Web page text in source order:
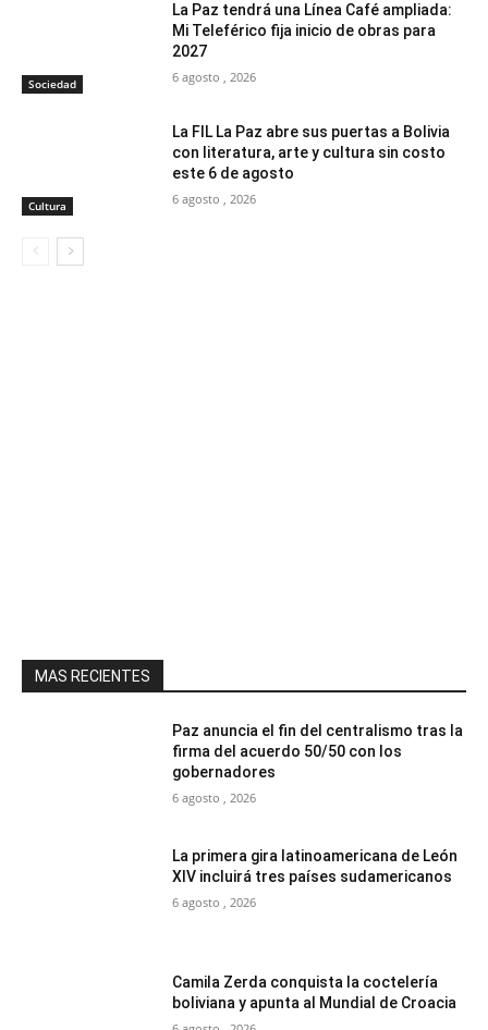
Sociedad
La Paz tendrá una Línea Café ampliada:
Mi Teleférico fija inicio de obras para
2027
6 agosto , 2026
Cultura
La FIL La Paz abre sus puertas a Bolivia
con literatura, arte y cultura sin costo
este 6 de agosto
6 agosto , 2026
MAS RECIENTES
Paz anuncia el fin del centralismo tras la
firma del acuerdo 50/50 con los
gobernadores
6 agosto , 2026
La primera gira latinoamericana de León
XIV incluirá tres países sudamericanos
6 agosto , 2026
Camila Zerda conquista la coctelería
boliviana y apunta al Mundial de Croacia